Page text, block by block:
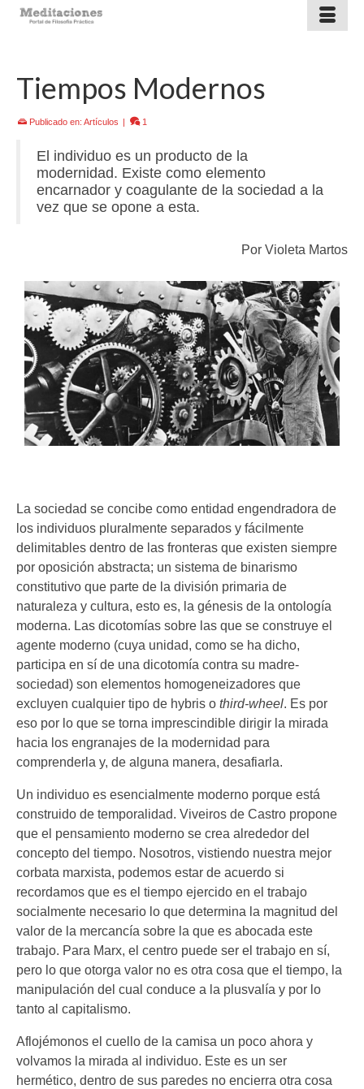
Tiempos Modernos
Publicado en: Artículos | 1
El individuo es un producto de la
modernidad. Existe como elemento
encarnador y coagulante de la sociedad a la
vez que se opone a esta.
Por Violeta Martos
La sociedad se concibe como entidad engendradora de
los individuos pluralmente separados y fácilmente
delimitables dentro de las fronteras que existen siempre
por oposición abstracta; un sistema de binarismo
constitutivo que parte de la división primaria de
naturaleza y cultura, esto es, la génesis de la ontología
moderna. Las dicotomías sobre las que se construye el
agente moderno (cuya unidad, como se ha dicho,
participa en sí de una dicotomía contra su madre-
sociedad) son elementos homogeneizadores que
excluyen cualquier tipo de hybris o third-wheel. Es por
eso por lo que se torna imprescindible dirigir la mirada
hacia los engranajes de la modernidad para
comprenderla y, de alguna manera, desafiarla.
Un individuo es esencialmente moderno porque está
construido de temporalidad. Viveiros de Castro propone
que el pensamiento moderno se crea alrededor del
concepto del tiempo. Nosotros, vistiendo nuestra mejor
corbata marxista, podemos estar de acuerdo si
recordamos que es el tiempo ejercido en el trabajo
socialmente necesario lo que determina la magnitud del
valor de la mercancía sobre la que es abocada este
trabajo. Para Marx, el centro puede ser el trabajo en sí,
pero lo que otorga valor no es otra cosa que el tiempo, la
manipulación del cual conduce a la plusvalía y por lo
tanto al capitalismo.
Aflojémonos el cuello de la camisa un poco ahora y
volvamos la mirada al individuo. Este es un ser
hermético, dentro de sus paredes no encierra otra cosa